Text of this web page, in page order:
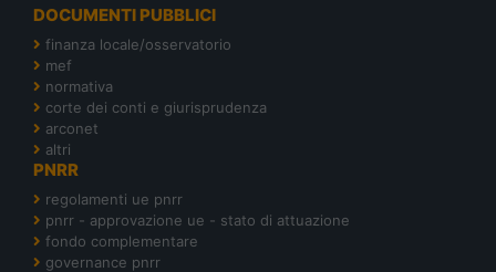
DOCUMENTI PUBBLICI
finanza locale/osservatorio
mef
normativa
corte dei conti e giurisprudenza
arconet
altri
PNRR
regolamenti ue pnrr
pnrr - approvazione ue - stato di attuazione
fondo complementare
governance pnrr